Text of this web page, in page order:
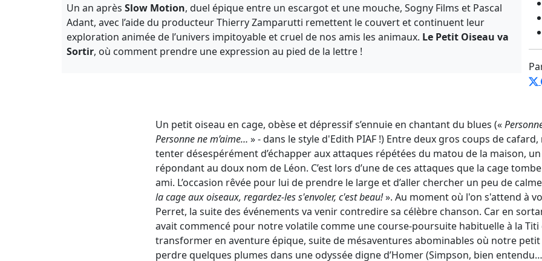
Un an après Slow Motion, duel épique entre un escargot et une mouche, Sogny Films et Pascal
Adant, avec l’aide du producteur Thierry Zamparutti remettent le couvert et continuent leur
exploration animée de l’univers impitoyable et cruel de nos amis les animaux. Le Petit Oiseau va
Sortir, où comment prendre une expression au pied de la lettre !
Un petit oiseau en cage, obèse et dépressif s’ennuie en chantant du blues («
Personne ne m’aime… » - dans le style d'Edith PIAF !) Entre deux gros coups de
tenter désespérément d’échapper aux attaques répétées du matou de la maison,
répondant au doux nom de Léon. C’est lors d’une de ces attaques que la cage
ami. L’occasion rêvée pour lui de prendre le large et d’aller chercher un peu de
la cage aux oiseaux, regardez-les s'envoler, c'est beau!». Au moment où l'on s'attend à
Perret, la suite des événements va venir contredire sa célèbre chanson. Car en
avait commencé pour notre volatile comme une course-poursuite habituelle à la Titi
transformer en aventure épique, suite de mésaventures abominables où notre
perdre quelques plumes dans une odyssée digne d’Homer (Simpson, bien